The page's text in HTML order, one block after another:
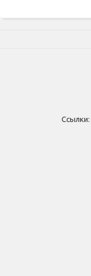
Ссылки: